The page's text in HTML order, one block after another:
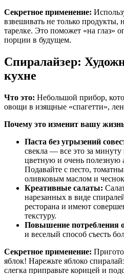
Секретное применение:
взвешивать не только продукты,
тарелке. Это поможет «на глаз»
порции в будущем.
Спиралайзер:
кухне
Что это: Небольшой прибор,
овощи в изящные «спагетти»,
Почему это изменит вашу
Паста без угрызений
свекла — все это за
цветную и очень полезную
Подавайте с песто,
оливковым маслом и
Креативные салаты:
нарезанных в виде
ресторана и имеют
текстуру.
Повышение потребления
и веселый способ съесть
Секретное применение:
яблок! Нарежьте яблоко
слегка приправьте корицей и